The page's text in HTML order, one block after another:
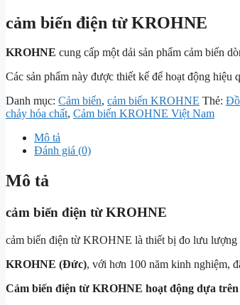
cảm biến điện từ KROHNE
KROHNE cung cấp một dải sản phẩm cảm biến
Các sản phẩm này được thiết kế để hoạt động
Danh mục: Cảm biến, cảm biến KROHNE Thẻ:
chảy hóa chất, Cảm biến KROHNE Việt Nam
Mô tả
Đánh giá (0)
Mô tả
cảm biến điện từ KROHNE
cảm biến điện từ KROHNE là thiết bị đo lưu lượng
KROHNE (Đức), với hơn 100 năm kinh nghiệm,
Cảm biến điện từ KROHNE hoạt động dựa trên